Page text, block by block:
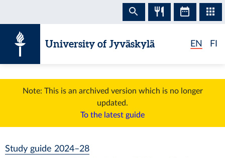
University of Jyväskylä EN FI
Note: This is an archived version which is no longer
updated.
To the latest guide
Study guide 2024–28